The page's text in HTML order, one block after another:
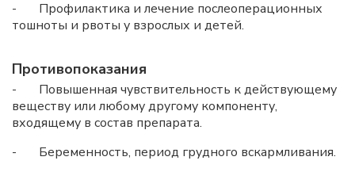
- Профилактика и лечение послеоперационных
тошноты и рвоты у взрослых и детей.
Противопоказания
- Повышенная чувствительность к действующему
веществу или любому другому компоненту,
входящему в состав препарата.
- Беременность, период грудного вскармливания.